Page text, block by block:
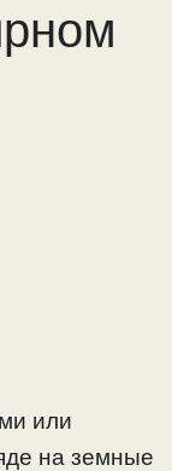
или
на земные